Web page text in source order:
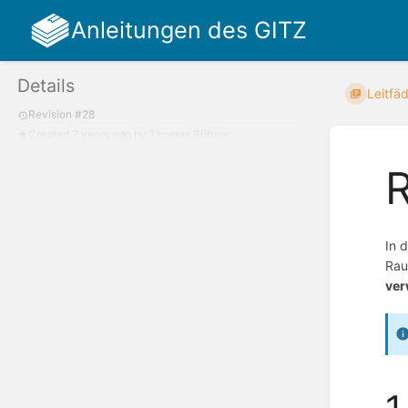
Anleitungen des GITZ
Details
Revision #28
Thomas Büttner
In